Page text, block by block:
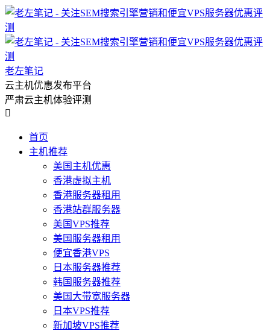
老左笔记
云主机优惠发布平台
严肃云主机体验评测

首页
主机推荐
美国主机优惠
香港虚拟主机
香港服务器租用
香港站群服务器
美国VPS推荐
美国服务器租用
便宜香港VPS
日本服务器推荐
韩国服务器推荐
美国大带宽服务器
日本VPS推荐
新加坡VPS推荐